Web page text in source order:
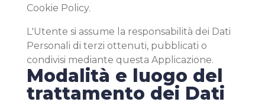
Cookie Policy.
L'Utente si assume la responsabilità dei Dati
Personali di terzi ottenuti, pubblicati o
condivisi mediante questa Applicazione.
Modalità e luogo del
trattamento dei Dati